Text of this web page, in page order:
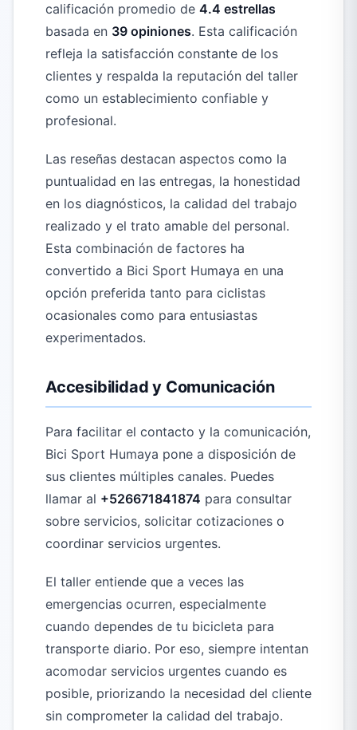
calificación promedio de 4.4 estrellas
basada en 39 opiniones. Esta calificación
refleja la satisfacción constante de los
clientes y respalda la reputación del taller
como un establecimiento confiable y
profesional.
Las reseñas destacan aspectos como la
puntualidad en las entregas, la honestidad
en los diagnósticos, la calidad del trabajo
realizado y el trato amable del personal.
Esta combinación de factores ha
convertido a Bici Sport Humaya en una
opción preferida tanto para ciclistas
ocasionales como para entusiastas
experimentados.
Accesibilidad y Comunicación
Para facilitar el contacto y la comunicación,
Bici Sport Humaya pone a disposición de
sus clientes múltiples canales. Puedes
llamar al +526671841874 para consultar
sobre servicios, solicitar cotizaciones o
coordinar servicios urgentes.
El taller entiende que a veces las
emergencias ocurren, especialmente
cuando dependes de tu bicicleta para
transporte diario. Por eso, siempre intentan
acomodar servicios urgentes cuando es
posible, priorizando la necesidad del cliente
sin comprometer la calidad del trabajo.